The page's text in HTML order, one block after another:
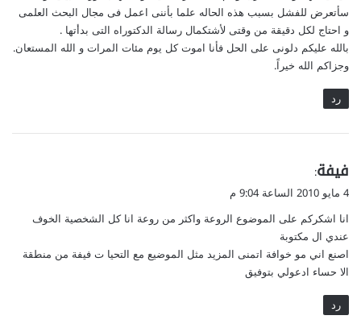
سأتعرض للفشل بسبب هذه الحاله علما بأننى اعمل فى مجال البحث العلمى
و احتاج لكل دقيقة من وقتى لأشتكمال رسالة الدكتوراه التى بدأتها .
بالله عليكم دلونى على الحل فأنا اموت كل يوم مئات المرات و الله المستعان.
وجزاكم الله خيراً.
رد
ي
ق
ل
فيفة:
4 مايو 2010 الساعة 9:04 م
انا اشكركم على الموضوع الروعة واكثر من روعة انا كل الشخصية الخوف
عندي ال مكتوبة
اصنع اني مو خوافة اتمنى المزيد مثل الموضيع مع التحيا ت فيفة من منطقة
الا حساء ادعولي بتوفيق
رد